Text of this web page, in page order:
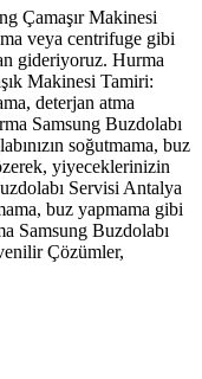
Çamaşır Makinesi
veya centrifuge gibi
gideriyoruz. Hurma
Makinesi Tamiri:
deterjan atma
Samsung Buzdolabı
soğutmama, buz
yiyeceklerinizin
Servisi Antalya
buz yapmama gibi
Samsung Buzdolabı
Çözümler,